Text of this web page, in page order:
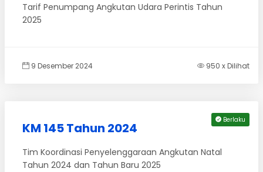
Tarif Penumpang Angkutan Udara Perintis Tahun
2025
9 Desember 2024 950 x Dilihat
Berlaku
KM 145 Tahun 2024
Tim Koordinasi Penyelenggaraan Angkutan Natal
Tahun 2024 dan Tahun Baru 2025